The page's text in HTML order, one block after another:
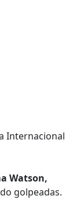
Internacional
Watson,
golpeadas.